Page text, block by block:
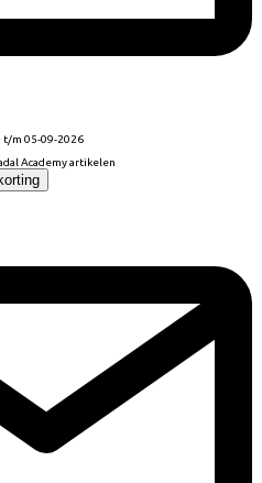
t/m 05-09-2026
Academy artikelen